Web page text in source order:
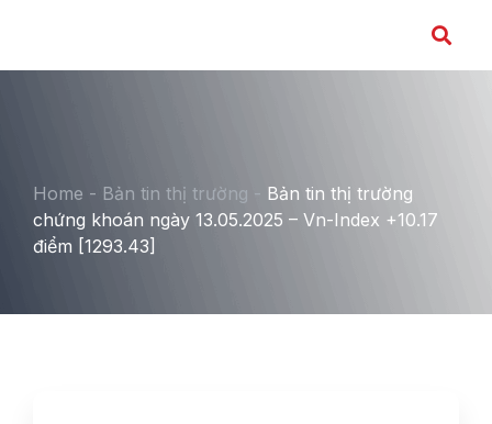
Home - Bản tin thị trường - Bản tin thị trường
chứng khoán ngày 13.05.2025 – Vn-Index +10.17
điểm [1293.43]